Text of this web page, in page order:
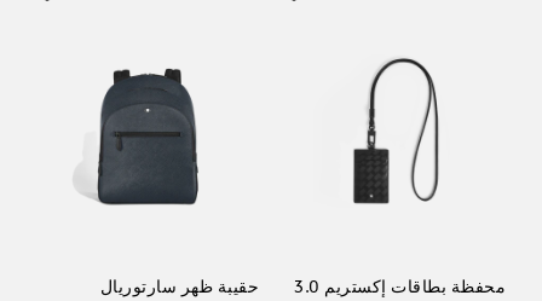
محفظة بطاقات إكستريم 3.0
حقيبة ظهر سارتوريال